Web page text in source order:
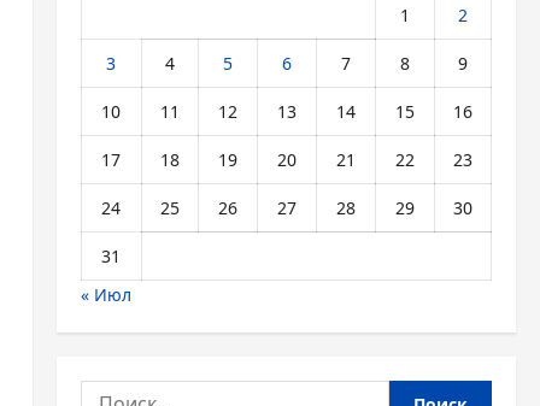
1 2
3 4 5 6 7 8 9
10 11 12 13 14 15 16
17 18 19 20 21 22 23
24 25 26 27 28 29 30
31
« Июл
Найти: